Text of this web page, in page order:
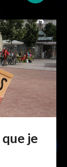
je